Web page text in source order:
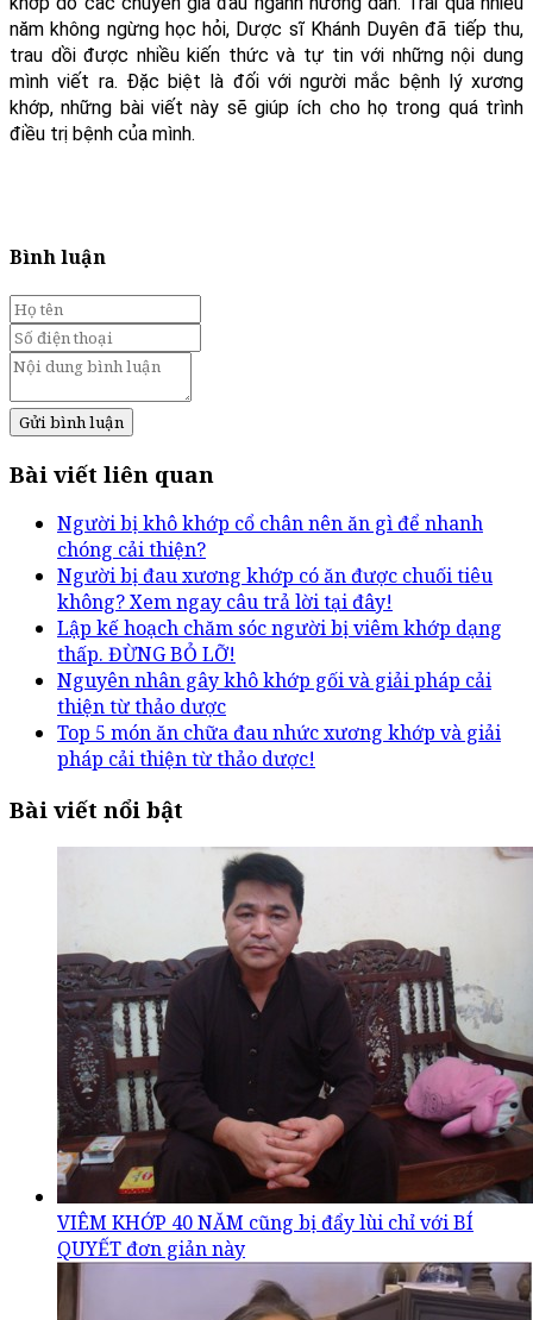
năm không ngừng học hỏi, Dược sĩ Khánh Duyên đã tiếp thu,
trau dồi được nhiều kiến thức và tự tin với những nội dung
mình viết ra. Đặc biệt là đối với người mắc bệnh lý xương
khớp, những bài viết này sẽ giúp ích cho họ trong quá trình
điều trị bệnh của mình.
Bình luận
Gửi bình luận
Bài viết liên quan
Người bị khô khớp cổ chân nên ăn gì để nhanh
chóng cải thiện?
Người bị đau xương khớp có ăn được chuối tiêu
không? Xem ngay câu trả lời tại đây!
Lập kế hoạch chăm sóc người bị viêm khớp dạng
thấp. ĐỪNG BỎ LỠ!
Nguyên nhân gây khô khớp gối và giải pháp cải
thiện từ thảo dược
Top 5 món ăn chữa đau nhức xương khớp và giải
pháp cải thiện từ thảo dược!
Bài viết nổi bật
VIÊM KHỚP 40 NĂM cũng bị đẩy lùi chỉ với BÍ
QUYẾT đơn giản này